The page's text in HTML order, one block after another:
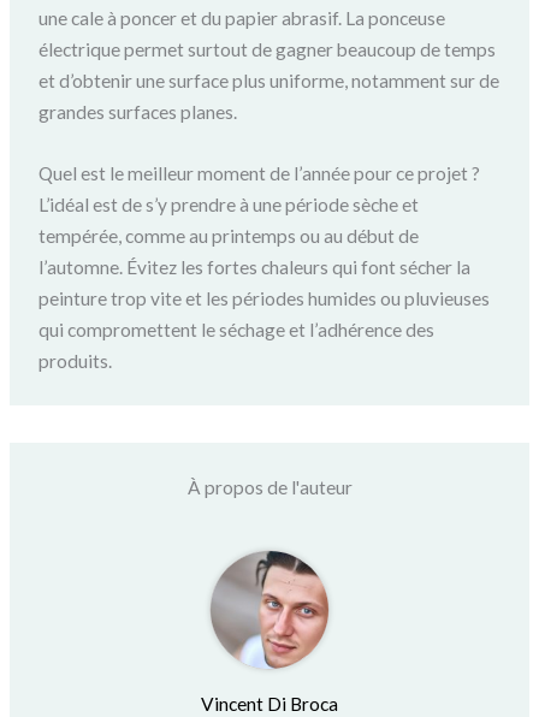
une cale à poncer et du papier abrasif. La ponceuse
électrique permet surtout de gagner beaucoup de temps
et d’obtenir une surface plus uniforme, notamment sur de
grandes surfaces planes.
Quel est le meilleur moment de l’année pour ce projet ?
L’idéal est de s’y prendre à une période sèche et
tempérée, comme au printemps ou au début de
l’automne. Évitez les fortes chaleurs qui font sécher la
peinture trop vite et les périodes humides ou pluvieuses
qui compromettent le séchage et l’adhérence des
produits.
À propos de l'auteur
Vincent Di Broca